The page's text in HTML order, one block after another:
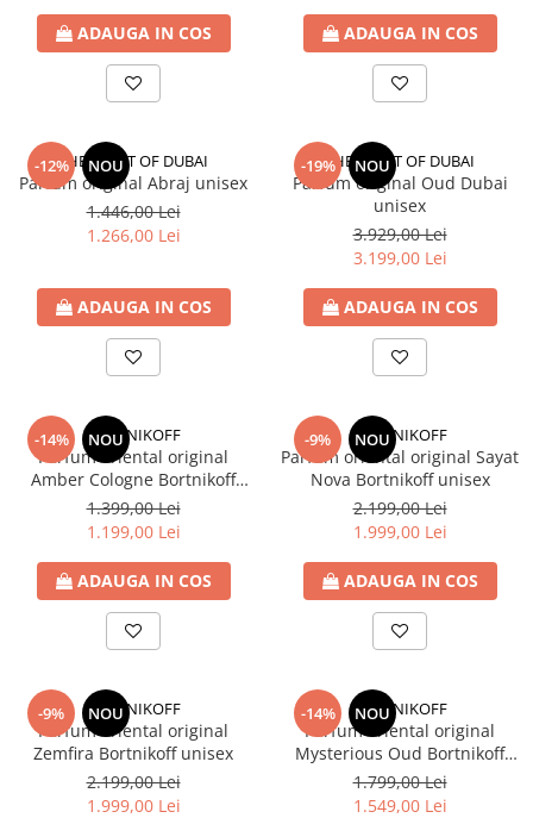
ADAUGA IN COS ADAUGA IN COS
-12% NOU
THE SPIRIT OF DUBAI
Parfum original Abraj unisex
1.446,00 Lei
1.266,00 Lei
ADAUGA IN COS
-19% NOU
THE SPIRIT OF DUBAI
Parfum original Oud Dubai
unisex
3.929,00 Lei
3.199,00 Lei
ADAUGA IN COS
-14% NOU
BORTNIKOFF
Parfum oriental original
Amber Cologne Bortnikoff
unisex
1.399,00 Lei
1.199,00 Lei
ADAUGA IN COS
-9% NOU
BORTNIKOFF
Parfum oriental original Sayat
Nova Bortnikoff unisex
2.199,00 Lei
1.999,00 Lei
ADAUGA IN COS
-9% NOU
BORTNIKOFF
Parfum oriental original
Zemfira Bortnikoff unisex
2.199,00 Lei
1.999,00 Lei
-14% NOU
BORTNIKOFF
Parfum oriental original
Mysterious Oud Bortnikoff
unisex
1.799,00 Lei
1.549,00 Lei